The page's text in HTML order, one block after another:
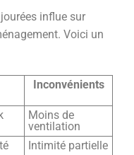
influe sur
Voici un
Inconvénients
Moins de
ventilation
Intimité partielle